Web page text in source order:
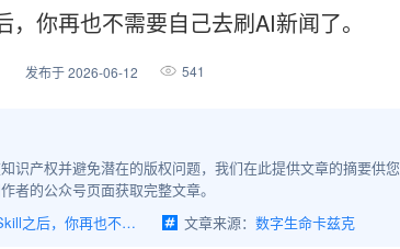
你再也不需要自己去刷AI新闻了。
发布于 2026-06-12 541
识产权并避免潜在的版权问题，我们在此提供文章的摘要供
者的公众号页面获取完整文章。
装了这个AI热点Skill之后，你再也不需要自己去刷AI新闻了。 文章来源： 数字生命卡兹克